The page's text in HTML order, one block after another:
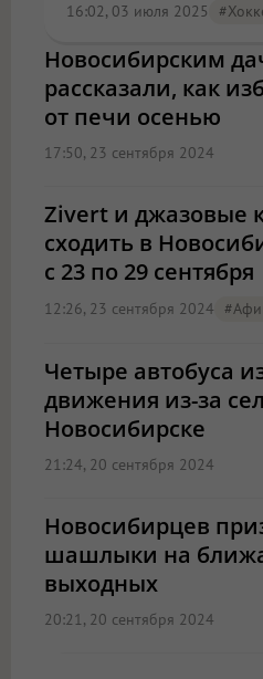
16:02, 03 июля 2025
Новосибирским
рассказали, как
от печи осенью
17:50, 23 сентября 2024
Zivert и джазовые
сходить в
с 23 по 29 сентября
12:26, 23 сентября 2024
Четыре автобуса
движения из-за
Новосибирске
21:24, 20 сентября 2024
Новосибирцев
шашлыки на
выходных
20:21, 20 сентября 2024